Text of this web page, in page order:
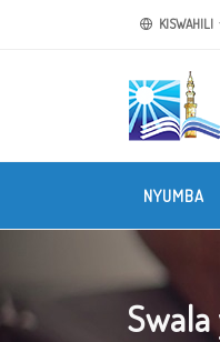
KISWAHILI
NYUMBA